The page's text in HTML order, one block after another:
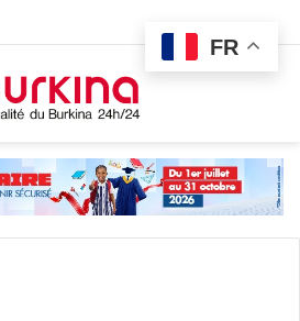
FR